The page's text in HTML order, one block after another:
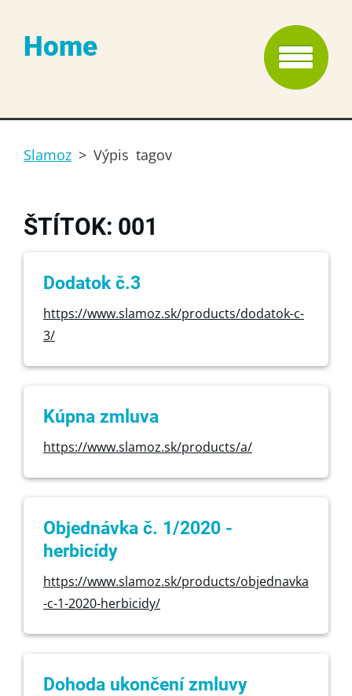
Home
Slamoz > Výpis tagov
ŠTÍTOK: 001
Dodatok č.3
https://www.slamoz.sk/products/dodatok-c-
3/
Kúpna zmluva
https://www.slamoz.sk/products/a/
Objednávka č. 1/2020 -
herbicídy
https://www.slamoz.sk/products/objednavka
-c-1-2020-herbicidy/
Dohoda ukončení zmluvy